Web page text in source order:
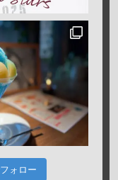
ォロー